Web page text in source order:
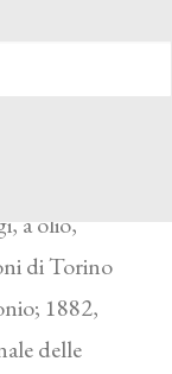
Dagli
a olio,
di Torino
1882,
delle